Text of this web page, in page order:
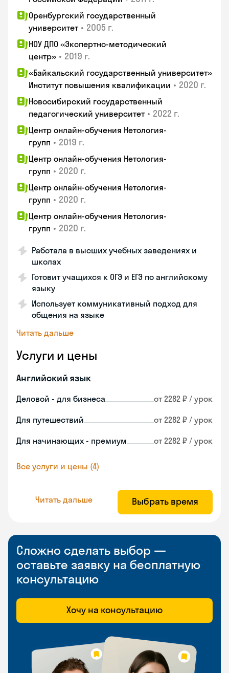
Оренбургский государственный
университет • 2005 г.
НОУ ДПО «Экспертно-методический
центр» • 2019 г.
«Байкальский государственный университет»
Институт повышения квалификации • 2020 г.
Новосибирский государственный
педагогический университет • 2022 г.
Центр онлайн-обучения Нетология-
групп • 2019 г.
Центр онлайн-обучения Нетология-
групп • 2020 г.
Центр онлайн-обучения Нетология-
групп • 2020 г.
Центр онлайн-обучения Нетология-
групп • 2020 г.
Работала в высших учебных заведениях и
школах
Готовит учащихся к ОГЭ и ЕГЭ по английскому
языку
Использует коммуникативный подход для
общения на языке
Читать дальше
Услуги и цены
Английский язык
Деловой - для бизнеса от 2282 ₽ / урок
Для путешествий от 2282 ₽ / урок
Для начинающих - премиум от 2282 ₽ / урок
Все услуги и цены (4)
Читать дальше Выбрать время
Сложно сделать выбор —
оставьте заявку на бесплатную
консультацию
Хочу на консультацию